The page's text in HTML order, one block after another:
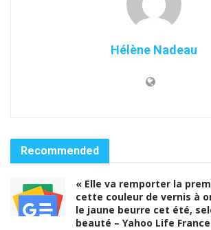
Hélène Nadeau
Recommended
« Elle va remporter la
cette couleur de vernis à
le jaune beurre cet été,
beauté – Yahoo Life France